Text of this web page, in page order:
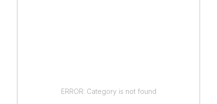
ERROR: Category is not found